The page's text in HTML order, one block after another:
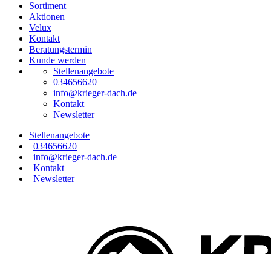
Sortiment
Aktionen
Velux
Kontakt
Beratungstermin
Kunde werden
Stellenangebote
034656620
info@krieger-dach.de
Kontakt
Newsletter
Stellenangebote
| 034656620
| info@krieger-dach.de
| Kontakt
| Newsletter